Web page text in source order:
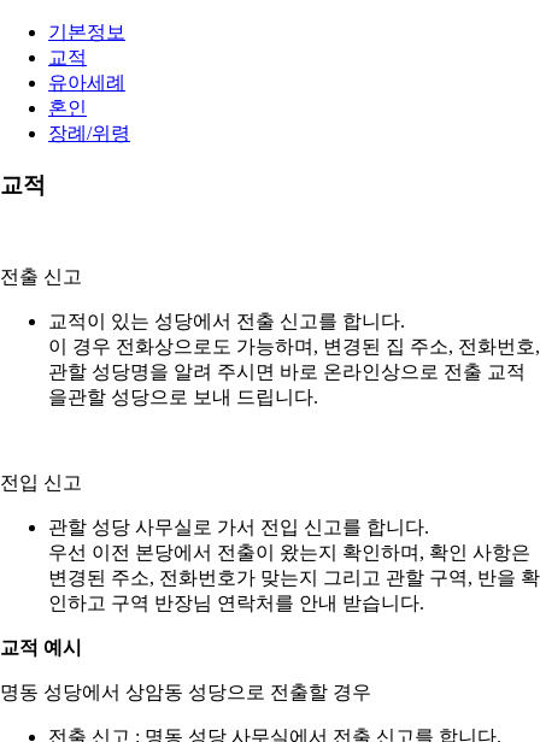
기본정보
교적
유아세례
혼인
장례/위령
교적
전출 신고
교적이 있는 성당에서 전출 신고를 합니다.
이 경우 전화상으로도 가능하며, 변경된 집 주소, 전화번호,
관할 성당명을 알려 주시면 바로 온라인상으로 전출 교적
을관할 성당으로 보내 드립니다.
전입 신고
관할 성당 사무실로 가서 전입 신고를 합니다.
우선 이전 본당에서 전출이 왔는지 확인하며, 확인 사항은
변경된 주소, 전화번호가 맞는지 그리고 관할 구역, 반을 확
인하고 구역 반장님 연락처를 안내 받습니다.
교적 예시
명동 성당에서 상암동 성당으로 전출할 경우
전출 신고 : 명동 성당 사무실에서 전출 신고를 합니다.